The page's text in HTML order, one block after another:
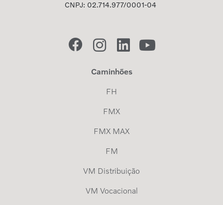
CNPJ: 02.714.977/0001-04
Caminhões
FH
FMX
FMX MAX
FM
VM Distribuição
VM Vocacional